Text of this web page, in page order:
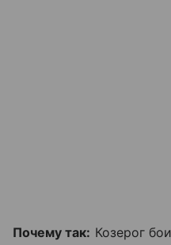
Почему так: Козерог